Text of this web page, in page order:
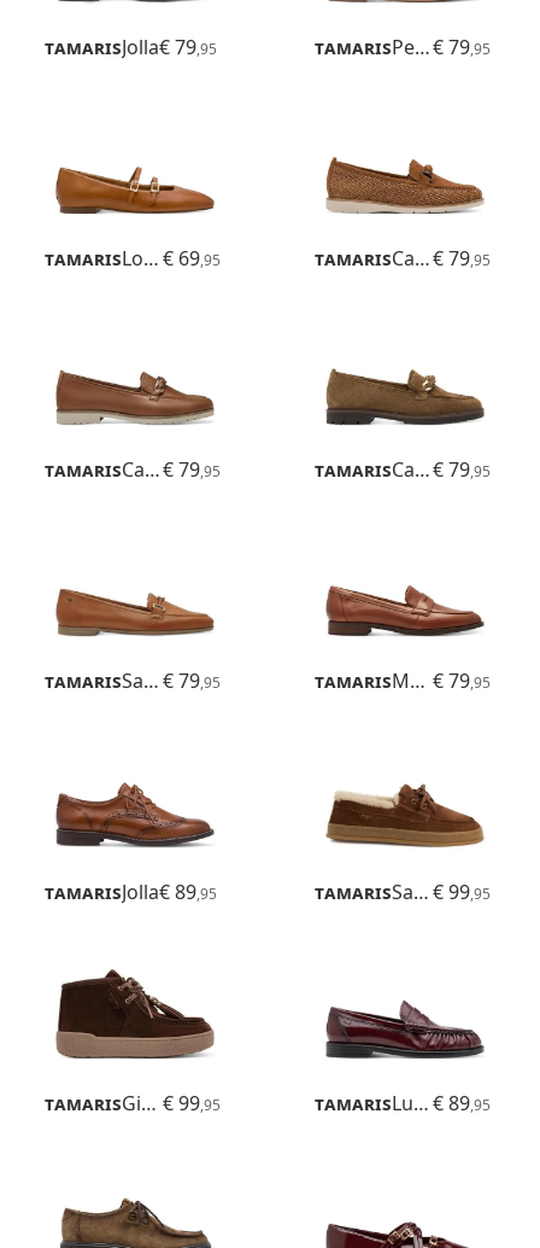
TamarisJolla€ 79,95 Tamaris Peggi€ 79,95
Tamaris Lorita€ 69,95 Tamaris Careen€ 79,95
Tamaris Careen€ 79,95 Tamaris Careen€ 79,95
Tamaris Sandrina€ 79,95 Tamaris Mulika € 79,95
TamarisJolla€ 89,95 Tamaris Samina€ 99,95
Tamaris Ginger € 99,95 Tamaris Ludmila€ 89,95